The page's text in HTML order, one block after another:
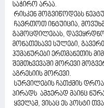
საჭირო არაა.
რისკენ მოგვიწოდებს
ჩავრთოთ ინტუიცია,
გამოცდილებას,
მონათესავე სულები,
ჰუმანურები ერთმანეთის
შემთხვევაში მორევი
აგრესიის მორევი.
სურვილების ჩათქმის
პირადს ამჯერად მაინც
ყველამ, ვისაც ეს პოსტი